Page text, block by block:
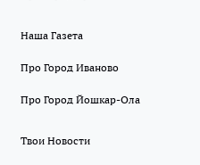
Наша Газета
Про Город Иваново
Про Город Йошкар-Ола
Твои Новости